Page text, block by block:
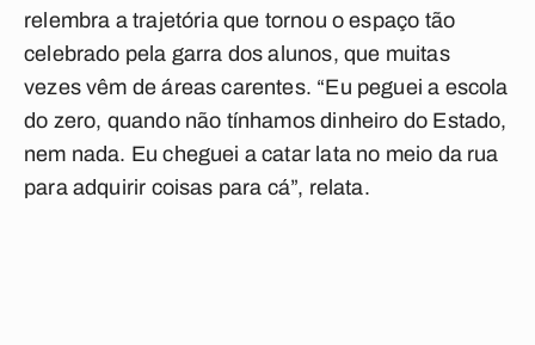
relembra a trajetória que tornou o espaço tão
celebrado pela garra dos alunos, que muitas
vezes vêm de áreas carentes. “Eu peguei a escola
do zero, quando não tínhamos dinheiro do Estado,
nem nada. Eu cheguei a catar lata no meio da rua
para adquirir coisas para cá”, relata.